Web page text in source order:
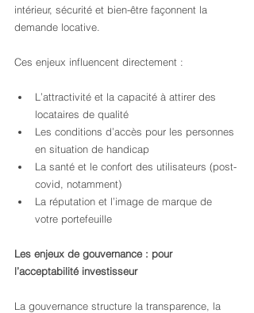
intérieur, sécurité et bien-être façonnent la
demande locative.
Ces enjeux influencent directement :
L’attractivité et la capacité à attirer des
locataires de qualité
Les conditions d’accès pour les personnes
en situation de handicap
La santé et le confort des utilisateurs (post-
covid, notamment)
La réputation et l’image de marque de
votre portefeuille
Les enjeux de gouvernance : pour
l’acceptabilité investisseur
La gouvernance structure la transparence, la